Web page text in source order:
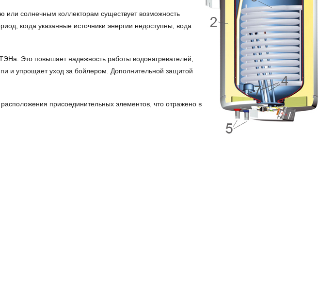
солнечным коллекторам существует возможность
когда указанные источники энергии недоступны, вода
Это повышает надежность работы водонагревателей,
и упрощает уход за бойлером. Дополнительной защитой
присоединительных элементов, что отражено в